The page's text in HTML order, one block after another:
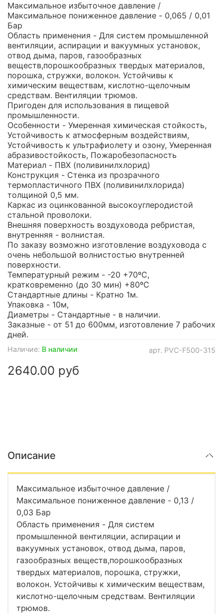
арт. PVC-F500-315
Наличие: В наличии
2640.00 руб
Максимальное избыточное давление /
Максимальное пониженное давление - 0,065 / 0,01
Бар
Область применения - Для систем промышленной
вентиляции, аспирации и вакуумных установок,
отвод дыма, паров, газообразных
веществ,порошкообразных твердых материалов,
порошка, стружки, волокон. Устойчивы к
химическим веществам, кислотно-щелочным
средствам. Вентиляции трюмов.
Пригоден для использования в пищевой
промышленности.
Особенности - Умеренная химическая стойкость,
Устойчивость к атмосферным воздействиям,
Устойчивость к ультрафиолету и озону, Умеренная
абразивостойкость, Пожаробезопасность
Материал - ПВХ (поливинилхлорид)
Конструкция - Стенка из прозрачного
термопластичного ПВХ (поливинилхлорида)
толщиной 0,5 мм.
Каркас из оцинкованной высокоуглеродистой
стальной проволоки.
Внешняя поверхность воздуховода ребристая,
внутренняя - волнистая.
По заказу возможно изготовление воздуховода с
очень небольшой волнистостью внутренней
поверхности.
Температурный режим - -20 +70ºС,
кратковременно (до 30 мин) +80ºС
Стандартные длины - Кратно 1м.
Упаковка - 10м,
Диаметры - Стандартные - в наличии.
Заказные - от 51 до 600мм, изготовление 7 рабочих
дней.
Описание
Максимальное избыточное давление /
Максимальное пониженное давление - 0,13 /
0,03 Бар
Область применения - Для систем
промышленной вентиляции, аспирации и
вакуумных установок, отвод дыма, паров,
газообразных веществ,порошкообразных
твердых материалов, порошка, стружки,
волокон. Устойчивы к химическим веществам,
кислотно-щелочным средствам. Вентиляции
трюмов.